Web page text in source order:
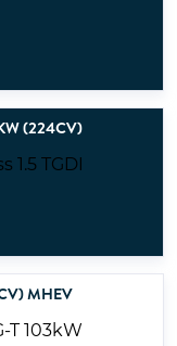
(224CV)
MHEV